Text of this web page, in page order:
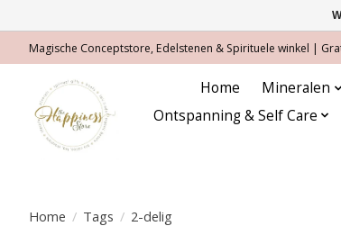
Magische Conceptstore, Edelstenen & Spirituele winkel |
Home Mineralen
Ontspanning & Self Care
Home / Tags / 2-delig